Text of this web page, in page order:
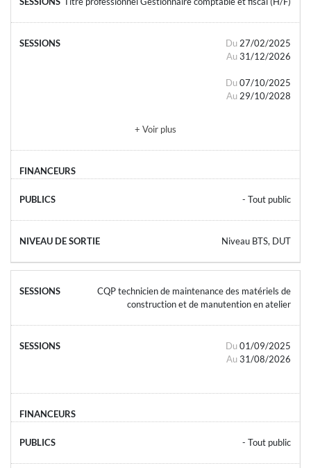
Du 27/02/2025
Au 31/12/2026
Du 07/10/2025
Au 29/10/2028
+ Voir plus
- Tout public
Niveau BTS, DUT
CQP technicien de maintenance des matériels de
construction et de manutention en atelier
Du 01/09/2025
Au 31/08/2026
- Tout public